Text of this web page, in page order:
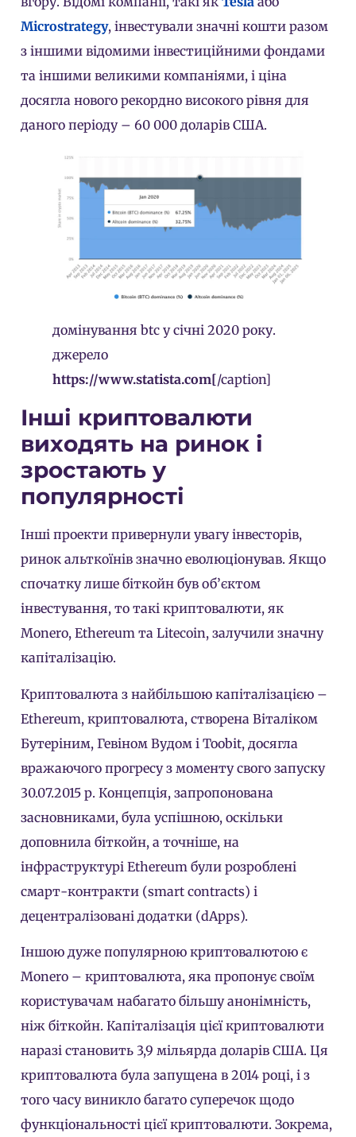
Microstrategy, інвестували значні кошти разом
з іншими відомими інвестиційними фондами
та іншими великими компаніями, і ціна
досягла нового рекордно високого рівня для
даного періоду – 60 000 доларів США.
домінування btc у січні 2020 року.
джерело
https://www.statista.com[/caption]
Інші криптовалюти
виходять на ринок і
зростають у
популярності
Інші проекти привернули увагу інвесторів,
ринок альткоїнів значно еволюціонував. Якщо
спочатку лише біткойн був об’єктом
інвестування, то такі криптовалюти, як
Monero, Ethereum та Litecoin, залучили значну
капіталізацію.
Криптовалюта з найбільшою капіталізацією –
Ethereum, криптовалюта, створена Віталіком
Бутеріним, Гевіном Вудом і Toobit, досягла
вражаючого прогресу з моменту свого запуску
30.07.2015 р. Концепція, запропонована
засновниками, була успішною, оскільки
доповнила біткойн, а точніше, на
інфраструктурі Ethereum були розроблені
смарт-контракти (smart contracts) і
децентралізовані додатки (dApps).
Іншою дуже популярною криптовалютою є
Monero – криптовалюта, яка пропонує своїм
користувачам набагато більшу анонімність,
ніж біткойн. Капіталізація цієї криптовалюти
наразі становить 3,9 мільярда доларів США. Ця
криптовалюта була запущена в 2014 році, і з
того часу виникло багато суперечок щодо
функціональності цієї криптовалюти. Зокрема,